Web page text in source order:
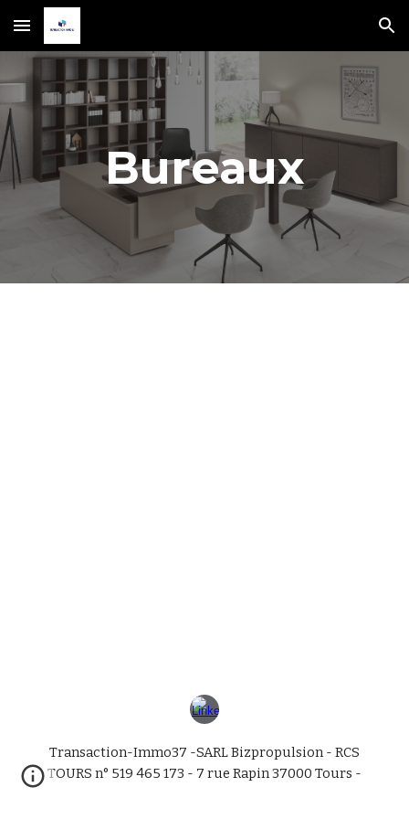
Skip to main content Skip to navigation
Bureaux
Transaction-Immo37 -SARL Bizpropulsion - RCS
TOURS n° 519 465 173 - 7 rue Rapin 37000 Tours -